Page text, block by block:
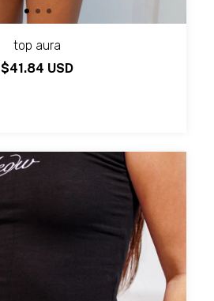
top aura
$41.84 USD